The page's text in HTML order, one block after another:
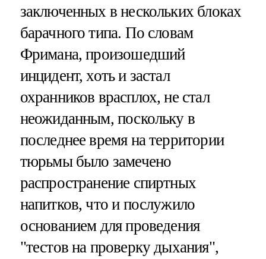
заключенных в нескольких блоках
барачного типа. По словам
Фримана, произошедший
инцидент, хоть и застал
охранников врасплох, не стал
неожиданным, поскольку в
последнее время на территории
тюрьмы было замечено
распространение спиртных
напитков, что и послужило
основанием для проведения
"тестов на проверку дыхания",